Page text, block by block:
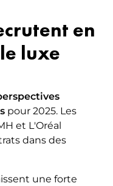
en
luxe
pour 2025. Les
et L'Oréal
dans des
une forte